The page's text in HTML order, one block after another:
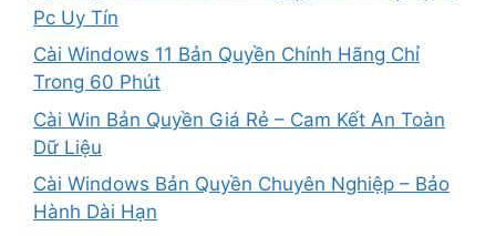
Pc Uy Tín
Cài Windows 11 Bản Quyền Chính Hãng Chỉ
Trong 60 Phút
Cài Win Bản Quyền Giá Rẻ – Cam Kết An Toàn
Dữ Liệu
Cài Windows Bản Quyền Chuyên Nghiệp – Bảo
Hành Dài Hạn